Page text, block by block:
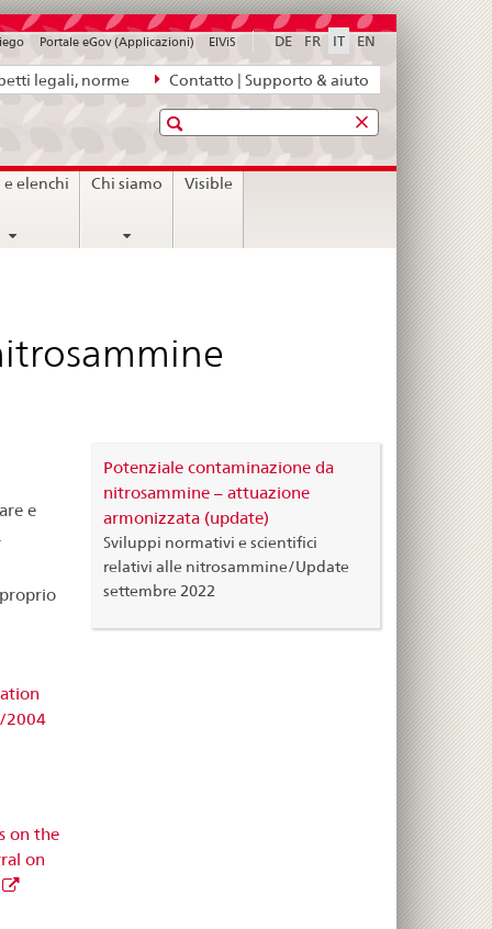
legali, norme Contatto | Supporto & aiuto
DE FR IT EN
Portale eGov (Applicazioni) ElViS
Ricerca
e elenchi Chi siamo Visible
e
2004
on the
on
Potenziale contaminazione da
nitrosammine – attuazione
armonizzata (update)
Sviluppi normativi e scientifici
relativi alle nitrosammine/Update
settembre 2022